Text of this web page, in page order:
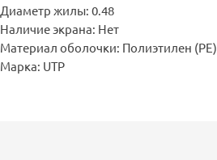
Диаметр жилы: 0.48
Наличие экрана: Нет
Материал оболочки: Полиэтилен (PE)
Марка: UTP